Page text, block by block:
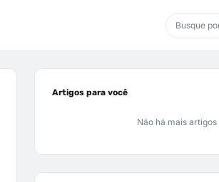
Artigos para você
Não há mais artigos